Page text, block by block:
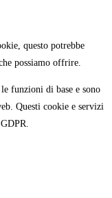
questo potrebbe
possiamo offrire.
funzioni di base e sono
Questi cookie e servizi